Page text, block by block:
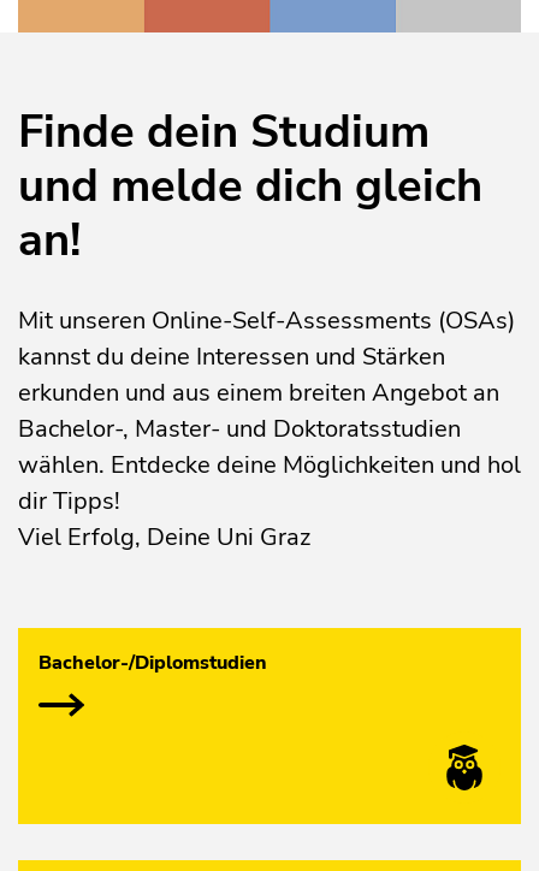
Finde dein Studium
und melde dich gleich
an!
Mit unseren Online-Self-Assessments (OSAs)
kannst du deine Interessen und Stärken
erkunden und aus einem breiten Angebot an
Bachelor-, Master- und Doktoratsstudien
wählen. Entdecke deine Möglichkeiten und hol
dir Tipps!
Viel Erfolg, Deine Uni Graz
Bachelor-/Diplomstudien